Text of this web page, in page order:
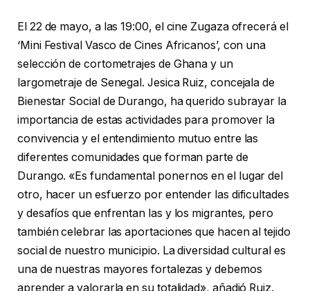
El 22 de mayo, a las 19:00, el cine Zugaza ofrecerá el
‘Mini Festival Vasco de Cines Africanos’, con una
selección de cortometrajes de Ghana y un
largometraje de Senegal. Jesica Ruiz, concejala de
Bienestar Social de Durango, ha querido subrayar la
importancia de estas actividades para promover la
convivencia y el entendimiento mutuo entre las
diferentes comunidades que forman parte de
Durango. «Es fundamental ponernos en el lugar del
otro, hacer un esfuerzo por entender las dificultades
y desafíos que enfrentan las y los migrantes, pero
también celebrar las aportaciones que hacen al tejido
social de nuestro municipio. La diversidad cultural es
una de nuestras mayores fortalezas y debemos
aprender a valorarla en su totalidad», añadió Ruiz.